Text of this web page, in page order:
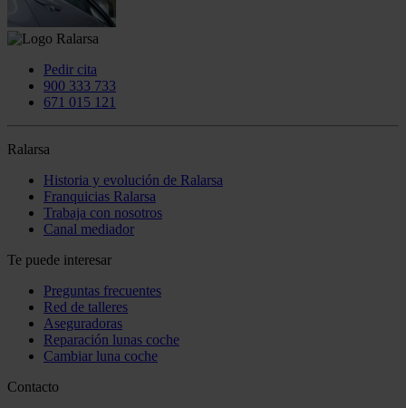
Pedir cita
900 333 733
671 015 121
Ralarsa
Historia y evolución de Ralarsa
Franquicias Ralarsa
Trabaja con nosotros
Canal mediador
Te puede interesar
Preguntas frecuentes
Red de talleres
Aseguradoras
Reparación lunas coche
Cambiar luna coche
Contacto